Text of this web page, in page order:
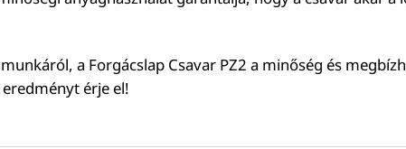
a Forgácslap Csavar PZ2 a minőség és
érje el!